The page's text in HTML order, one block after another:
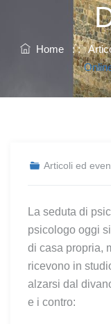
Home : :
Articoli ed
La seduta di
psicologo oggi
di casa propria,
ricevono in
alzarsi dal
e i contro: